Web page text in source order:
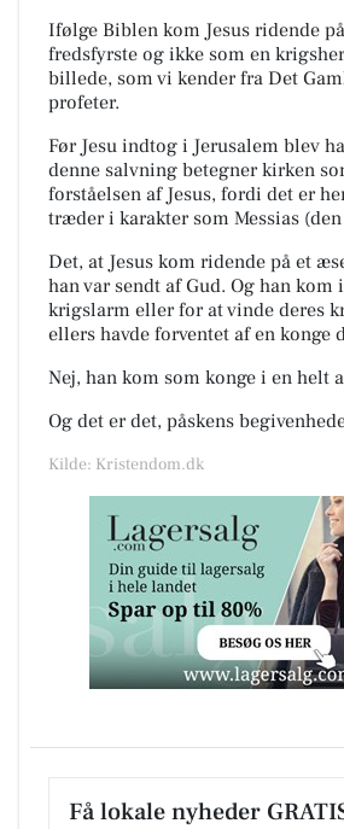
Ifølge Biblen kom Jesus ridende
fredsfyrste og ikke som en
billede, som vi kender fra Det
profeter.
Før Jesu indtog i Jerusalem blev
denne salvning betegner kirken
forståelsen af Jesus, fordi det er
træder i karakter som Messias
Det, at Jesus kom ridende på et
han var sendt af Gud. Og han kom
krigslarm eller for at vinde deres
ellers havde forventet af en konge
Nej, han kom som konge i en helt
Og det er det, påskens
Kilde: Kristendom.dk
Få lokale nyheder